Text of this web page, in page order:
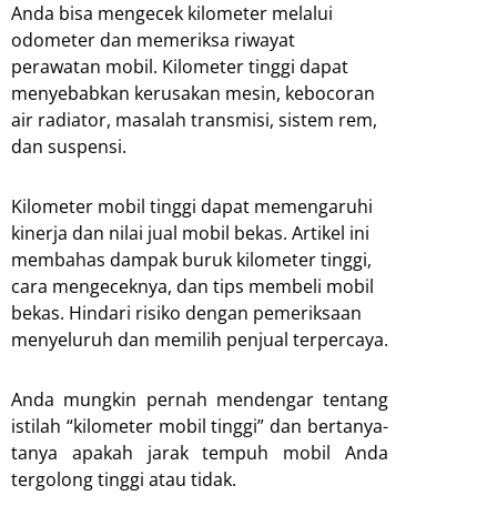
Anda bisa mengecek kilometer melalui
odometer dan memeriksa riwayat
perawatan mobil. Kilometer tinggi dapat
menyebabkan kerusakan mesin, kebocoran
air radiator, masalah transmisi, sistem rem,
dan suspensi.
Kilometer mobil tinggi dapat memengaruhi
kinerja dan nilai jual mobil bekas. Artikel ini
membahas dampak buruk kilometer tinggi,
cara mengeceknya, dan tips membeli mobil
bekas. Hindari risiko dengan pemeriksaan
menyeluruh dan memilih penjual terpercaya.
Anda mungkin pernah mendengar tentang
istilah “kilometer mobil tinggi” dan bertanya-
tanya apakah jarak tempuh mobil Anda
tergolong tinggi atau tidak.